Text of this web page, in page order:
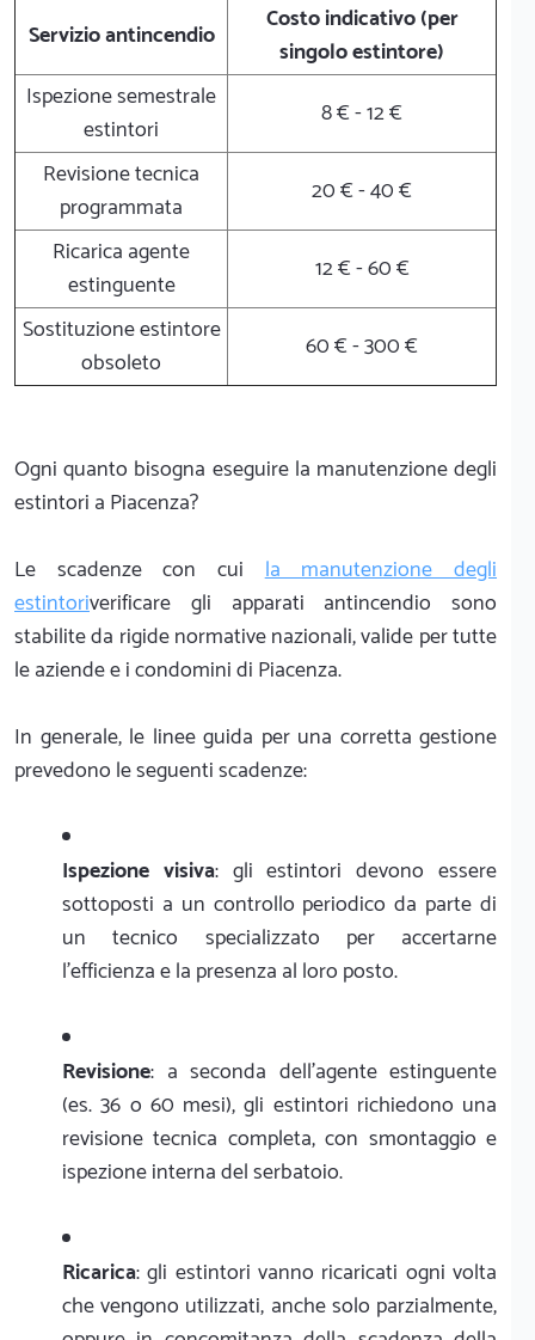
Servizio antincendio
Costo indicativo (per
singolo estintore)
Ispezione semestrale
estintori
8 € - 12 €
Revisione tecnica
programmata
20 € - 40 €
Ricarica agente
estinguente
12 € - 60 €
Sostituzione estintore
obsoleto
60 € - 300 €
Ogni quanto bisogna eseguire la manutenzione degli
estintori a Piacenza?
Le scadenze con cuila manutenzione degli
estintoriverificare gli apparati antincendio sono
stabilite da rigide normative nazionali, valide per tutte
le aziende e i condomini di Piacenza.
In generale, le linee guida per una corretta gestione
prevedono le seguenti scadenze:
Ispezione visiva: gli estintori devono essere
sottoposti a un controllo periodico da parte di
un tecnico specializzato per accertarne
l'efficienza e la presenza al loro posto.
Revisione: a seconda dell'agente estinguente
(es. 36 o 60 mesi), gli estintori richiedono una
revisione tecnica completa, con smontaggio e
ispezione interna del serbatoio.
Ricarica: gli estintori vanno ricaricati ogni volta
che vengono utilizzati, anche solo parzialmente,